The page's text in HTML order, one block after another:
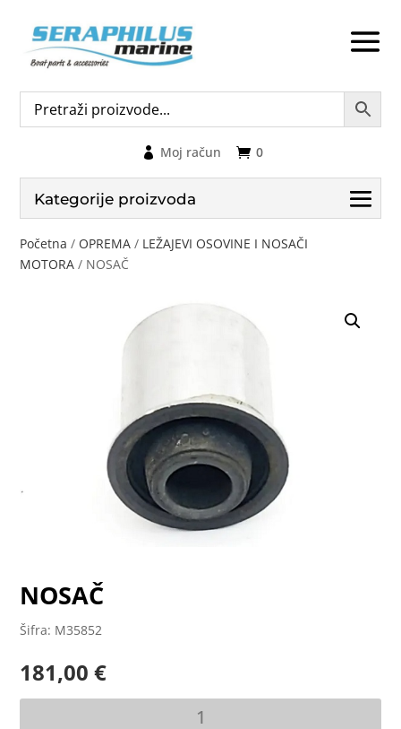
0
Moj račun
Kategorije proizvoda
Početna / OPREMA / LEŽAJEVI OSOVINE I NOSAČI
MOTORA / NOSAČ
NOSAČ
Šifra: M35852
181,00€